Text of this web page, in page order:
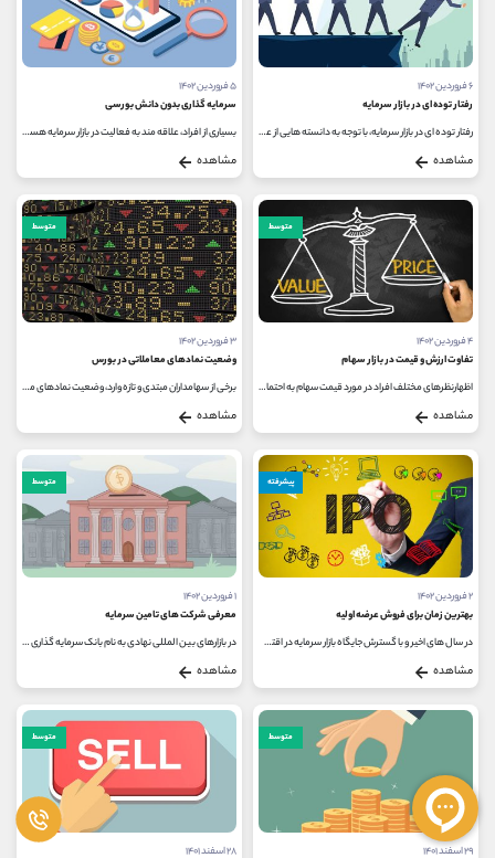
۶ فروردین ۱۴۰۲
رفتار توده ای در بازار سرمایه
رفتار توده ای در بازار سرمایه، با توجه به دانسته هایی از علم اقتصاد رفتاری توضیح داده می شود. در واقع اقتصاد رفتاری بیان می...
مشاهده
۵ فروردین ۱۴۰۲
سرمایه گذاری بدون دانش بورسی
بسیاری از افراد، علاقه مند به فعالیت در بازار سرمایه هستند؛ اما دانش بورسی، مهارت و زمان کافی برای این کار را ندارند و به همین...
مشاهده
متوسط
۴ فروردین ۱۴۰۲
تفاوت ارزش و قیمت در بازار سهام
اظهارنظرهای مختلف افراد در مورد قیمت سهام به احتمال زیاد به گوش شما نیز رسیده است. برخی از افراد، مقایسه ارزش ذاتی و ارزش بازاری...
مشاهده
متوسط
۳ فروردین ۱۴۰۲
وضعیت نمادهای معاملاتی در بورس
برخی از سهامداران مبتدی و تازه وارد، وضعیت نمادهای معاملاتی در بورس را نمی شناسند و در صورت وقوع هر وضعیت، نمی دانند باید چه...
مشاهده
پیشرفته
۲ فروردین ۱۴۰۲
بهترین زمان برای فروش عرضه اولیه
در سال های اخیر و با گسترش جایگاه بازار سرمایه در اقتصاد ایران، شرکت های متعددی در بازارهای بورس و فرابورس پذیرش شدند و این...
مشاهده
متوسط
۱ فروردین ۱۴۰۲
معرفی شرکت های تامین سرمایه
در بازارهای بین المللی نهادی به نام بانک سرمایه گذاری یا Investment Bank وجود دارد که به انجام مجموعه ای از فعالیت های مالی می پردازد...
مشاهده
متوسط
۲۹ اسفند ۱۴۰۱
متوسط
۲۸ اسفند ۱۴۰۱